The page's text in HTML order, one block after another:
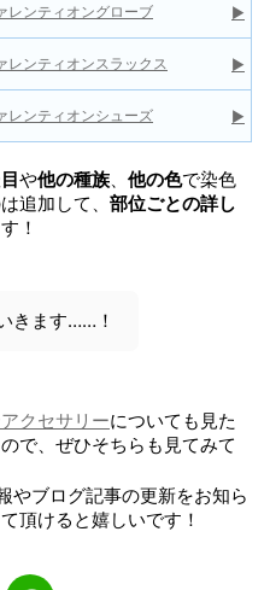
レンティオングローブ ▶
レンティオンスラックス ▶
レンティオンシューズ ▶
や他の種族、 他の色で染色
追加して、 部位ごとの詳し
！
きます……！
クセサリーについても見た
で、ぜひそちらも見てみて
ブログ記事の更新をお知ら
頂けると嬉しいです！